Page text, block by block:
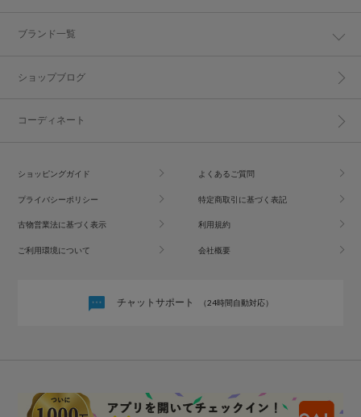
ブランド一覧
ショップブログ
コーディネート
ショッピングガイド よくあるご質問
プライバシーポリシー 特定商取引に基づく表記
古物営業法に基づく表示 利用規約
ご利用環境について 会社概要
チャットサポート （24時間自動対応）